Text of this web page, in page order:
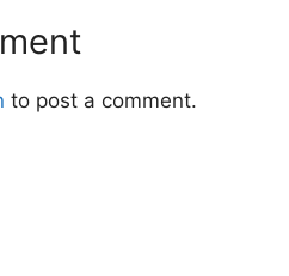
to post a comment.